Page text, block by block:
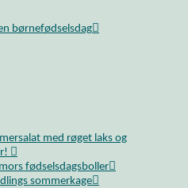
børnefødselsdag
med røget laks og
fødselsdagsboller
sommerkage